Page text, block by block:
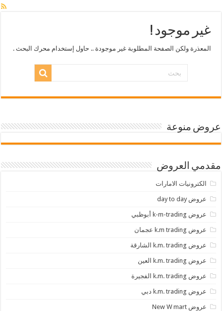
غير موجود !
المعذرة ولكن الصفحة المطلوبة غير موجودة .. حاول إستخدام محرك البحث .
عروض منوعة
مقدمي العروض
الكترونيات الامارات
عروض day to day
عروض k-m-trading أبوظبي
عروض k.m trading عجمان
عروض k.m. trading الشارقة
عروض k.m. trading العين
عروض k.m. trading الفجيرة
عروض k.m. trading دبي
عروض New W mart